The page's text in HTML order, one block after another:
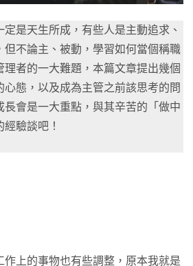
定是天生所成，有些人是主動追求、
但不論主、被動，學習如何當個稱職
理者的一大難題，本篇文章提出幾個
態，以及成為主管之前該思考的問
長會是一大重點，與其辛苦的「做中
驗談吧！
作上的事物也有些調整，原本我就是